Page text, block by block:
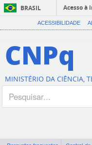
BRASIL
Acesso à
ACESSIBILIDADE
CNPq
MINISTÉRIO DA CIÊNCIA,